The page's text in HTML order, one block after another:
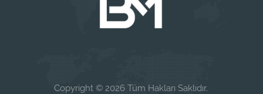
Copyright © 2026 Tüm Hakları Saklıdır.